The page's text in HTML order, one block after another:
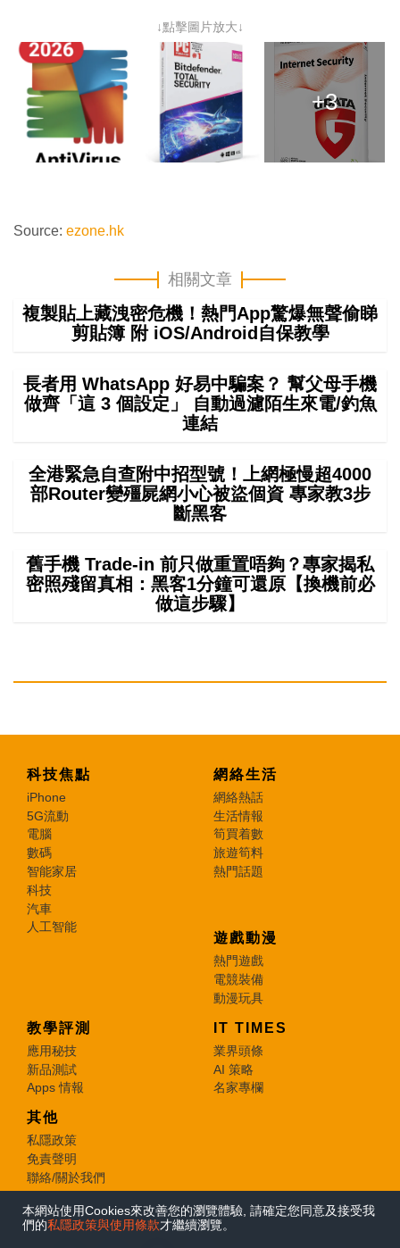
本網站使用Cookies來改善您的瀏覽體驗, 請確定您同意及接受我
們的私隱政策與使用條款才繼續瀏覽。
↓點擊圖片放大↓
+3
Source: ezone.hk
相關文章
複製貼上藏洩密危機！熱門App驚爆無聲偷睇
剪貼簿 附 iOS/Android自保教學
長者用 WhatsApp 好易中騙案？ 幫父母手機
做齊「這 3 個設定」 自動過濾陌生來電/釣魚
連結
全港緊急自查附中招型號！上網極慢超4000
部Router變殭屍網小心被盜個資 專家教3步
斷黑客
舊手機 Trade-in 前只做重置唔夠？專家揭私
密照殘留真相：黑客1分鐘可還原【換機前必
做這步驟】
科技焦點
iPhone
5G流動
電腦
數碼
智能家居
科技
汽車
人工智能
網絡生活
網絡熱話
生活情報
筍買着數
旅遊筍料
熱門話題
遊戲動漫
熱門遊戲
電競裝備
動漫玩具
教學評測
應用秘技
新品測試
Apps 情報
IT TIMES
業界頭條
AI 策略
名家專欄
其他
私隱政策
免責聲明
聯絡/關於我們
© 2026 e-zone. All Rights Reserved.